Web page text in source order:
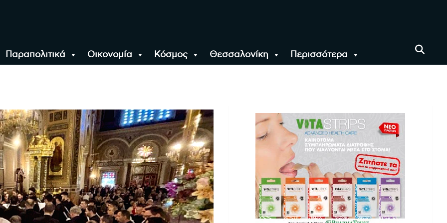
Παραπολιτικά Οικονομία Κόσμος Θεσσαλονίκη Περισσότερα